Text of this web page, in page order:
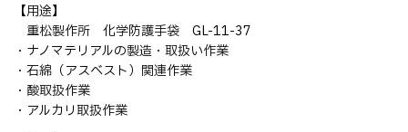
【用途】
重松製作所 化学防護手袋 GL-11-37
・ナノマテリアルの製造・取扱い作業
・石綿（アスベスト）関連作業
・酸取扱作業
・アルカリ取扱作業